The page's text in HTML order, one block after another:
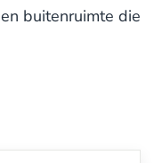
buitenruimte die